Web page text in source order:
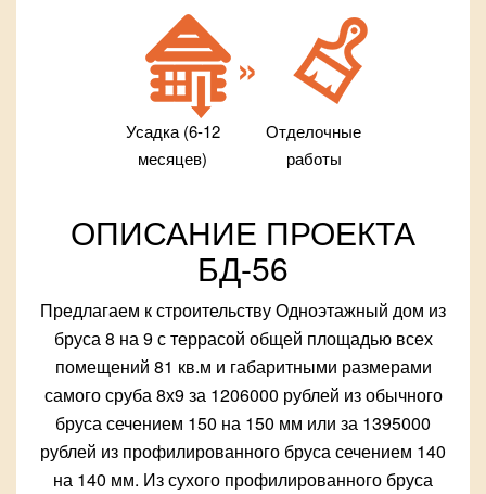
Усадка (6-12
месяцев)
Отделочные
работы
ОПИСАНИЕ ПРОЕКТА
БД-56
Предлагаем к строительству Одноэтажный дом из
бруса 8 на 9 с террасой общей площадью всех
помещений 81 кв.м и габаритными размерами
самого сруба 8х9 за 1206000 рублей из обычного
бруса сечением 150 на 150 мм или за 1395000
рублей из профилированного бруса сечением 140
на 140 мм. Из сухого профилированного бруса